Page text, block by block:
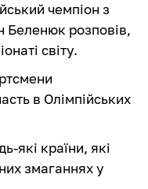
чемпіон з
Беленюк розповів,
світу.
в Олімпійських
які країни, які
змаганнях у